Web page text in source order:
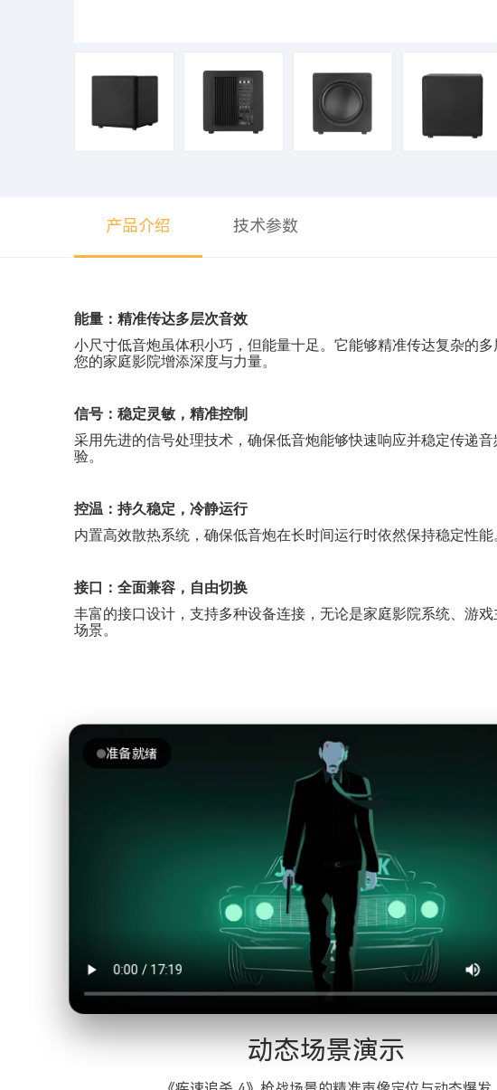
产品介绍 技术参数
能量：精准传达多层次音效
小尺寸低音炮虽体积小巧，但能量十足。它能够精准传达复杂的
您的家庭影院增添深度与力量。
信号：稳定灵敏，精准控制
采用先进的信号处理技术，确保低音炮能够快速响应并稳定传递
验。
控温：持久稳定，冷静运行
内置高效散热系统，确保低音炮在长时间运行时依然保持稳定性
接口：全面兼容，自由切换
丰富的接口设计，支持多种设备连接，无论是家庭影院系统、游
场景。
准备就绪
动态场景演示